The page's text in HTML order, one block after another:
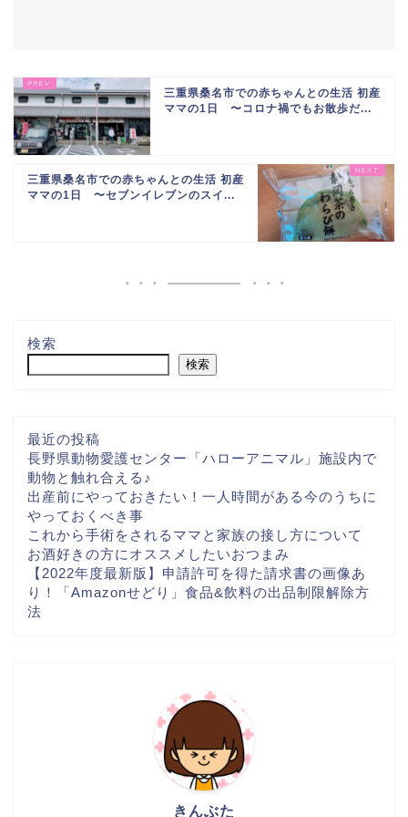
三重県桑名市での赤ちゃんとの生活 初産
ママの1日 〜コロナ禍でもお散歩だ...
三重県桑名市での赤ちゃんとの生活 初産
ママの1日 〜セブンイレブンのスイ...
検索
検索
最近の投稿
長野県動物愛護センター「ハローアニマル」施設内で
動物と触れ合える♪
出産前にやっておきたい！一人時間がある今のうちに
やっておくべき事
これから手術をされるママと家族の接し方について
お酒好きの方にオススメしたいおつまみ
【2022年度最新版】申請許可を得た請求書の画像あ
り！「Amazonせどり」食品&飲料の出品制限解除方
法
きんぶた